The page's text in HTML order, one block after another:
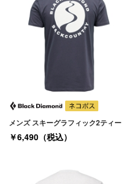
メンズ スキーグラフィック2ティー
￥6,490（税込）